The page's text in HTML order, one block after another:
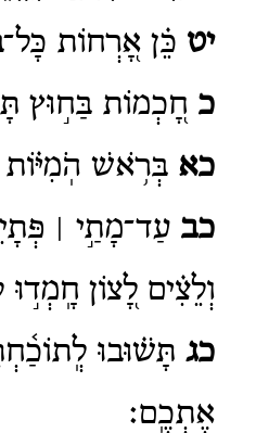
יט כֵּ֗ן אָ֭רְחוֹת
כ חָ֭כְמוֹת בַּח֣וּץ
כא בְּרֹ֥אשׁ
כב עַד־מָתַ֣י ׀
וְלֵצִ֗ים לָ֭צוֹן
כג תָּשׁ֗וּבוּ
אֶתְכֶֽם׃